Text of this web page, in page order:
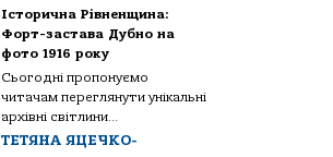
Історична Рівненщина:
Форт-застава Дубно на
фото 1916 року
Сьогодні пропонуємо
читачам переглянути унікальні
архівні світлини...
ТЕТЯНА ЯЦЕЧКО-